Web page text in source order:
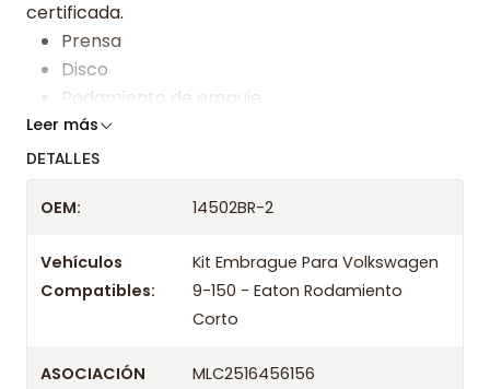
certificada.
Prensa
Disco
Rodamiento de empuje
ofreciendo precios bajos y asesoría experta.
un máximo de 24 hrs hábiles o retira gratis en
tienda previo correo de confirmación.
Leer más
DETALLES
OEM: 14502BR-2
Vehículos
Compatibles:
Kit Embrague Para Volkswagen
9-150 - Eaton Rodamiento
Corto
ASOCIACIÓN
MLC2516456156